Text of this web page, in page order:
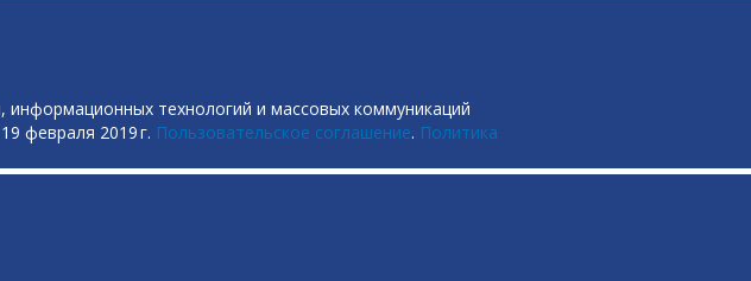
технологий и массовых коммуникаций
февраля 2019 г. Пользовательское соглашение. Политика